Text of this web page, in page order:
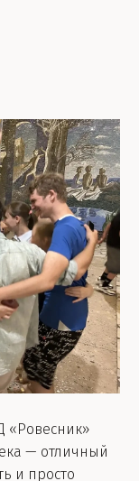
«Ровесник»
— отличный
и просто